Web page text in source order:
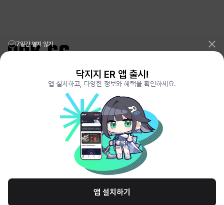
리그오브레전드 전적검색 포로지지PORO.GG
전략적팀전투 TFT 전적검색 롤체지지 LOLCHESS.GG
메이플스토리 종합통계MAPLE.GG
VALORANT.DAK.GG
배틀그라운드 전적검색PUBG.DAK.GG
이터널 리턴 전적검색ER.DAK.GG
GENSHIN.DAK.GG
DEADLOCK.DAK.GG
서비스 이용 약관 개인정보 취급방침 제휴 문의 고객센터 채용
© All Rights Reserved. Hosted by PlayXP Inc. Eternal Return and all related
logos are trademarks of Nimble Neuron, inc. or its affiliates.
7일간 열지 않기
닥지지 ER 앱 출시!
앱 설치하고, 다양한 정보와 혜택을 확인하세요.
앱 설치하기